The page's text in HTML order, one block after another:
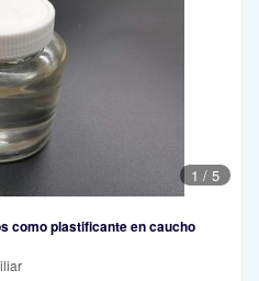
1 / 5
como plastificante en caucho